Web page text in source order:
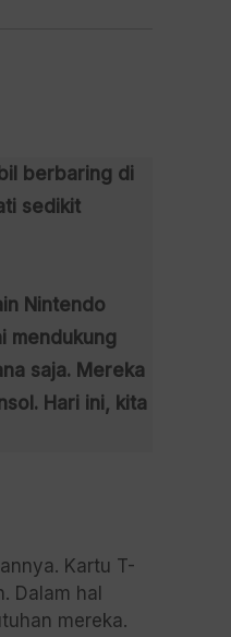
berbaring di
sedikit
Nintendo
mendukung
saja. Mereka
Hari ini, kita
Kartu T-
Dalam hal
mereka.